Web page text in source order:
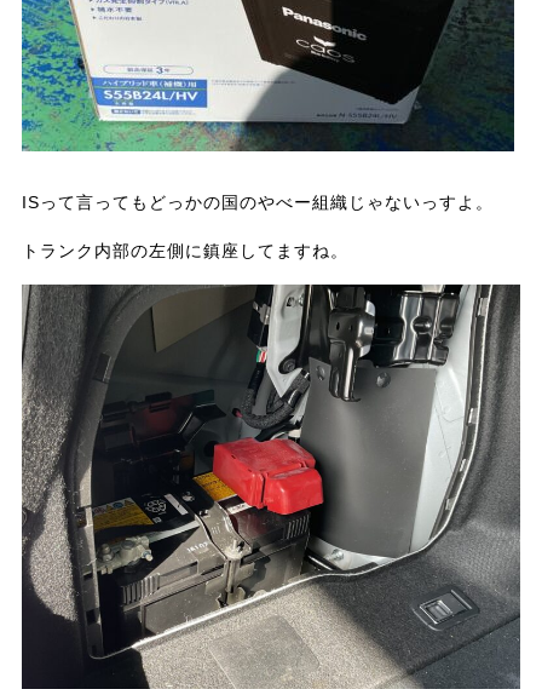
ISって言ってもどっかの国のやべー組織じゃないっすよ。
トランク内部の左側に鎮座してますね。